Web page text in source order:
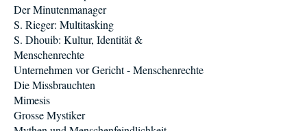
Der Minutenmanager
S. Rieger: Multitasking
S. Dhouib: Kultur, Identität &
Menschenrechte
Unternehmen vor Gericht - Menschenrechte
Die Missbrauchten
Mimesis
Grosse Mystiker